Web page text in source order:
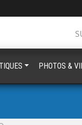
PHOTOS &